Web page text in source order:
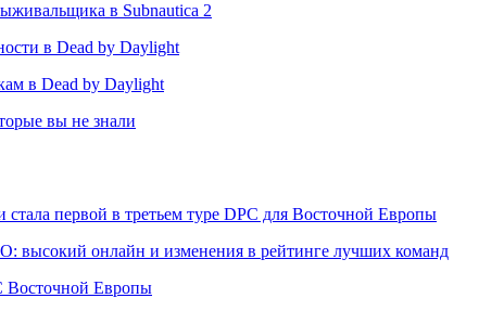
в Subnautica 2
в Dead by Daylight
в Dead by Daylight
вы не знали
стала первой в третьем туре DPC для Восточной Европы
высокий онлайн и изменения в рейтинге лучших команд
Восточной Европы